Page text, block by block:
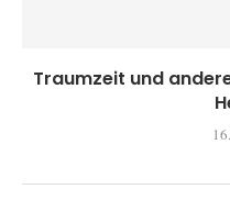
Traumzeit und